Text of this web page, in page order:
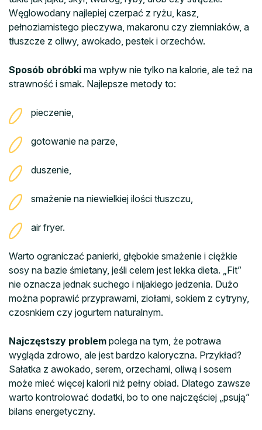
Węglowodany najlepiej czerpać z ryżu, kasz,
pełnoziarnistego pieczywa, makaronu czy ziemniaków, a
tłuszcze z oliwy, awokado, pestek i orzechów.
Sposób obróbki ma wpływ nie tylko na kalorie, ale też na
strawność i smak. Najlepsze metody to:
pieczenie,
gotowanie na parze,
duszenie,
smażenie na niewielkiej ilości tłuszczu,
air fryer.
Warto ograniczać panierki, głębokie smażenie i ciężkie
sosy na bazie śmietany, jeśli celem jest lekka dieta. „Fit”
nie oznacza jednak suchego i nijakiego jedzenia. Dużo
można poprawić przyprawami, ziołami, sokiem z cytryny,
czosnkiem czy jogurtem naturalnym.
Najczęstszy problem polega na tym, że potrawa
wygląda zdrowo, ale jest bardzo kaloryczna. Przykład?
Sałatka z awokado, serem, orzechami, oliwą i sosem
może mieć więcej kalorii niż pełny obiad. Dlatego zawsze
warto kontrolować dodatki, bo to one najczęściej „psują”
bilans energetyczny.